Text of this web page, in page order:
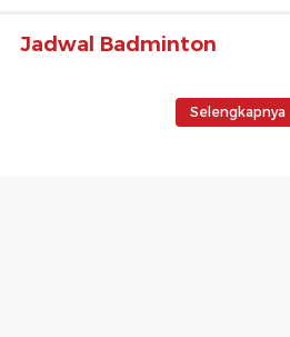
Jadwal Badminton
Selengkapnya